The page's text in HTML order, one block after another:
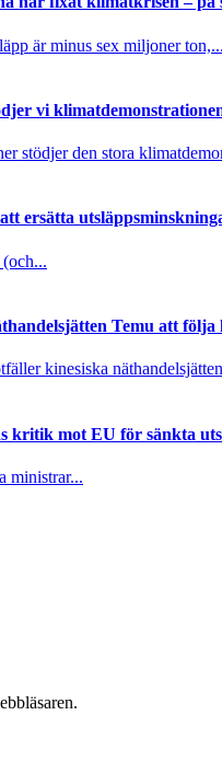
är minus sex miljoner ton,...
vi
stödjer den stora
ersätta
Temu att följa
kinesiska
kritik mot EU för sänkta
ministrar...